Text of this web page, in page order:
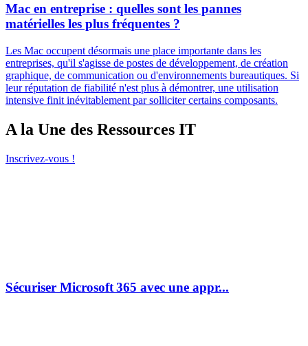
Mac en entreprise : quelles sont les pannes
matérielles les plus fréquentes ?
Les Mac occupent désormais une place importante dans les
entreprises, qu'il s'agisse de postes de développement, de création
graphique, de communication ou d'environnements bureautiques. Si
leur réputation de fiabilité n'est plus à démontrer, une utilisation
intensive finit inévitablement par solliciter certains composants.
A la Une des Ressources IT
Inscrivez-vous !
Sécuriser Microsoft 365 avec une appr...